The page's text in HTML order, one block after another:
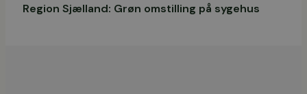
Region Sjælland: Grøn omstilling på sygehus